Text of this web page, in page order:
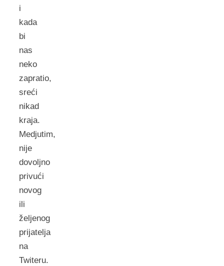
i
kada
bi
nas
neko
zapratio,
sreći
nikad
kraja.
Medjutim,
nije
dovoljno
privući
novog
ili
željenog
prijatelja
na
Twiteru.